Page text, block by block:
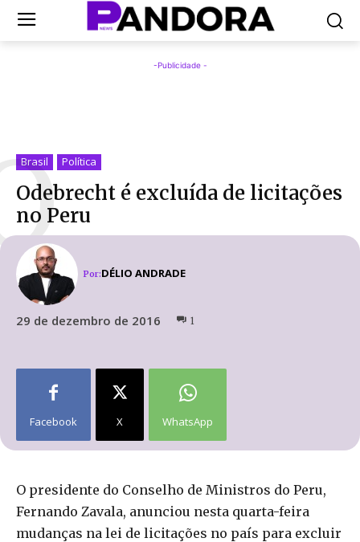
-Publicidade -
Brasil Política
Odebrecht é excluída de licitações
no Peru
Por:DÉLIO ANDRADE
29 de dezembro de 2016 1
Facebook X WhatsApp
O presidente do Conselho de Ministros do Peru,
Fernando Zavala, anunciou nesta quarta-feira
mudanças na lei de licitações no país para excluir